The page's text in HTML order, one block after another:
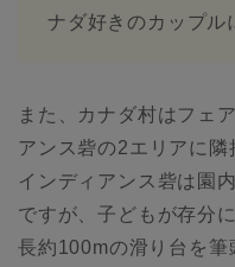
ナダ好きのカップル
また、カナダ村はフェ
アンス砦の2エリアに隣
インディアンス砦は園
ですが、子どもが存分
長約100mの滑り台を